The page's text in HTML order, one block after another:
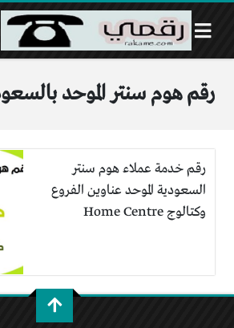
رقم هوم سنتر الموحد
رقم خدمة عملاء هوم سنتر
السعودية الموحد عناوين الفروع
وكتالوج Home Centre